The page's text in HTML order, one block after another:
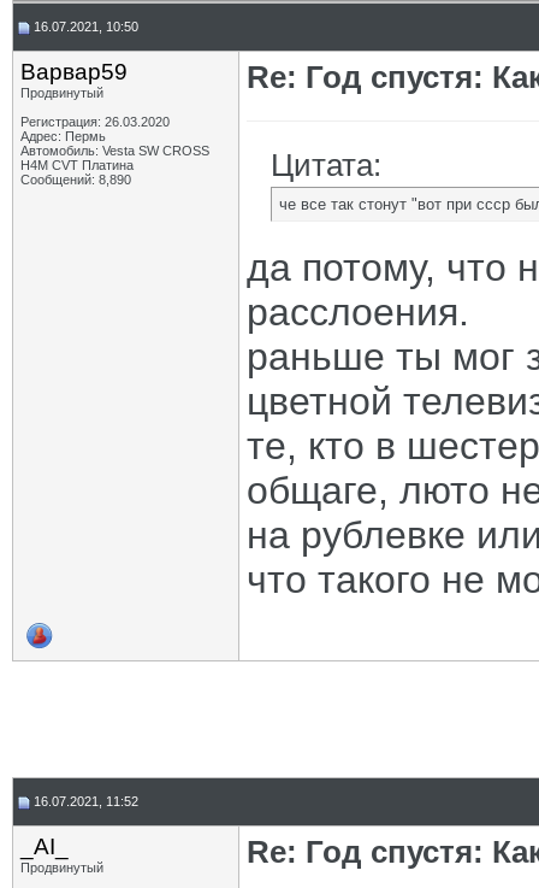
16.07.2021, 10:50
Варвар59
Продвинутый
Регистрация: 26.03.2020
Адрес: Пермь
Автомобиль: Vesta SW CROSS
H4M CVT Платина
Сообщений: 8,890
Re: Год спустя:
Цитата:
че все так стонут "вот при ссср
да потому, что
расслоения.
раньше ты мог
цветной
те, кто в
общаге, люто
на рублевке
что такого не
16.07.2021, 11:52
_AI_
Продвинутый
Re: Год спустя: